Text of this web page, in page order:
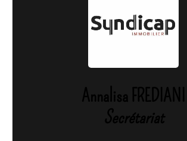
Annalisa FREDIANI
Secrétariat